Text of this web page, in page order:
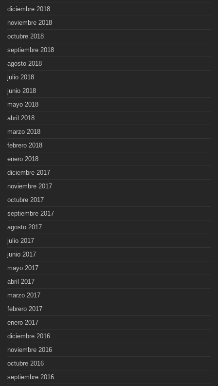
diciembre 2018
noviembre 2018
octubre 2018
septiembre 2018
agosto 2018
julio 2018
junio 2018
mayo 2018
abril 2018
marzo 2018
febrero 2018
enero 2018
diciembre 2017
noviembre 2017
octubre 2017
septiembre 2017
agosto 2017
julio 2017
junio 2017
mayo 2017
abril 2017
marzo 2017
febrero 2017
enero 2017
diciembre 2016
noviembre 2016
octubre 2016
septiembre 2016